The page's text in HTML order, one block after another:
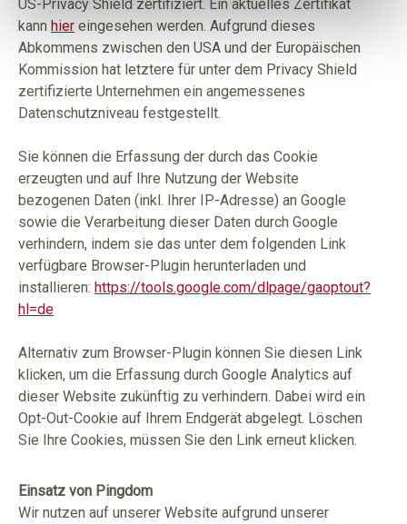
US-Privacy Shield zertifiziert. Ein aktuelles Zertifikat
kann hier eingesehen werden. Aufgrund dieses
Abkommens zwischen den USA und der Europäischen
Kommission hat letztere für unter dem Privacy Shield
zertifizierte Unternehmen ein angemessenes
Datenschutzniveau festgestellt.
Sie können die Erfassung der durch das Cookie
erzeugten und auf Ihre Nutzung der Website
bezogenen Daten (inkl. Ihrer IP-Adresse) an Google
sowie die Verarbeitung dieser Daten durch Google
verhindern, indem sie das unter dem folgenden Link
verfügbare Browser-Plugin herunterladen und
installieren: https://tools.google.com/dlpage/gaoptout?
hl=de
Alternativ zum Browser-Plugin können Sie diesen Link
klicken, um die Erfassung durch Google Analytics auf
dieser Website zukünftig zu verhindern. Dabei wird ein
Opt-Out-Cookie auf Ihrem Endgerät abgelegt. Löschen
Sie Ihre Cookies, müssen Sie den Link erneut klicken.
Einsatz von Pingdom
Wir nutzen auf unserer Website aufgrund unserer